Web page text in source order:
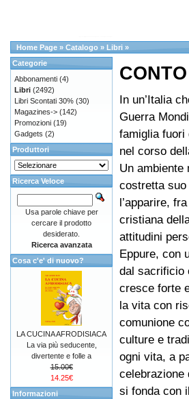
Home Page » Catalogo » Libri »
In un’Italia
Guerra
famiglia fuori
nel corso
Un ambiente
costretta suo
l’apparire,
cristiana
attitudini
Eppure, con
dal sacrificio
cresce forte
la vita con
comunione
culture e
ogni vita, a
celebrazione
si fonda con
Categorie
Abbonamenti (4)
Libri (2492)
Libri Scontati 30% (30)
Magazines-> (142)
Promozioni (19)
Gadgets (2)
Produttori
Ricerca Veloce
Usa parole chiave per
cercare il prodotto
desiderato.
Ricerca avanzata
Cosa c'e' di nuovo?
LA CUCINA AFRODISIACA
La via più seducente,
divertente e folle a
15.00€
14.25€
Informazioni